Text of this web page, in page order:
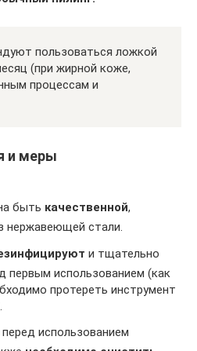
пользоваться ложкой
(при жирной коже,
процессам и
и меры
быть качественной,
нержавеющей стали.
и тщательно
первым использованием (как
протереть инструмент
использованием